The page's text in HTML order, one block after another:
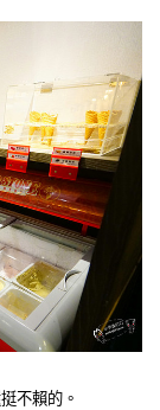
不賴的。